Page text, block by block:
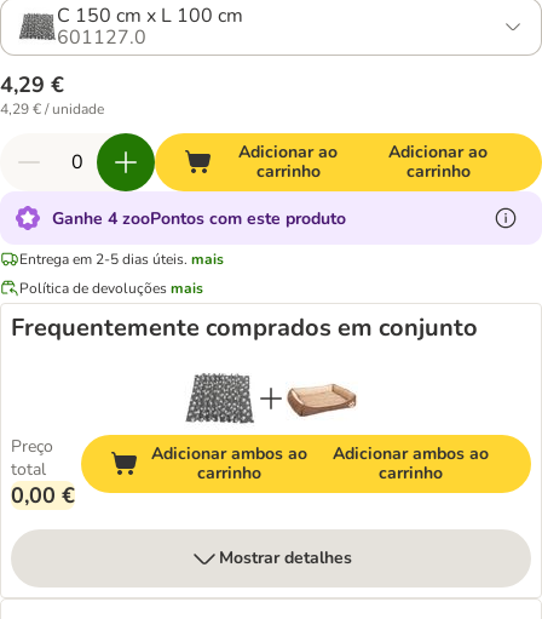
C 150 cm x L 100 cm
601127.0
4,29 €
4,29 € / unidade
Adicionar ao
carrinho
Adicionar ao
carrinho
Ganhe 4 zooPontos com este produto
Entrega em 2-5 dias úteis. mais
Política de devoluçõesmais
Frequentemente comprados em conjunto
Preço
total
0,00 €
Adicionar ambos ao
carrinho
Adicionar ambos ao
carrinho
Mostrar detalhes